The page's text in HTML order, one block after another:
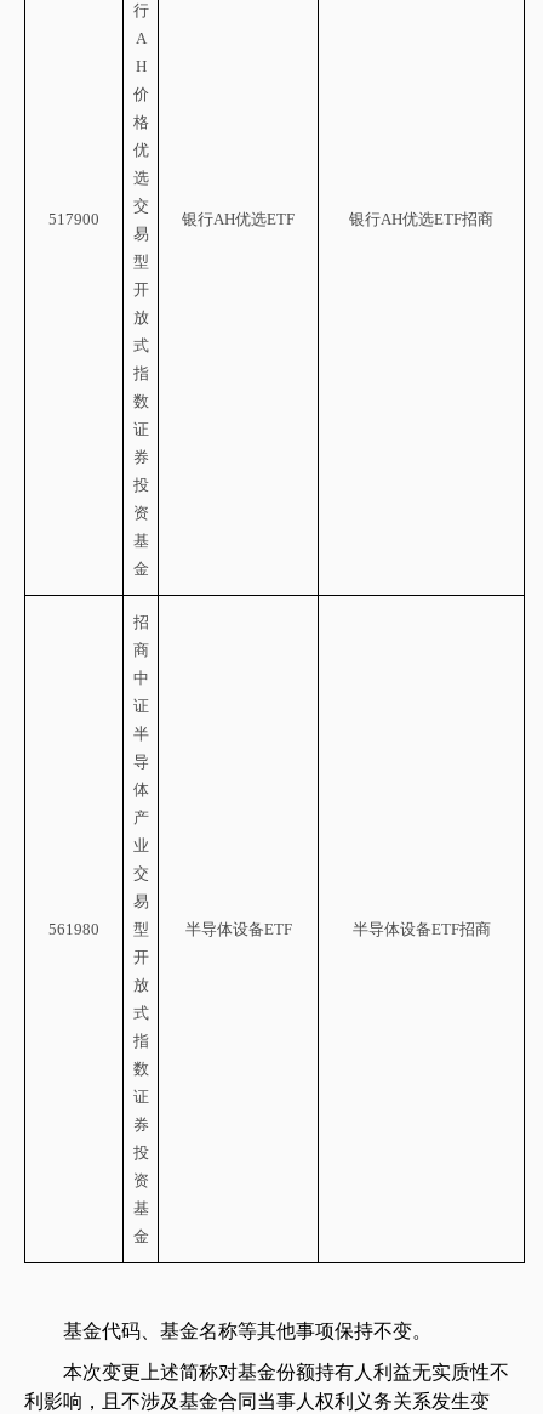
517900
行
A
H
价
格
优
选
交
易
型
开
放
式
指
数
证
券
投
资
基
金
银行AH优选ETF 银行AH优选ETF招商
561980
招
商
中
证
半
导
体
产
业
交
易
型
开
放
式
指
数
证
券
投
资
基
金
半导体设备ETF 半导体设备ETF招商
基金代码、基金名称等其他事项保持不变。
本次变更上述简称对基金份额持有人利益无实质性不
利影响，且不涉及基金合同当事人权利义务关系发生变